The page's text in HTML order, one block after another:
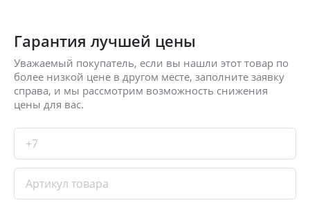
Гарантия лучшей цены
Уважаемый покупатель, если вы нашли этот товар по
более низкой цене в другом месте, заполните заявку
справа, и мы рассмотрим возможность снижения
цены для вас.